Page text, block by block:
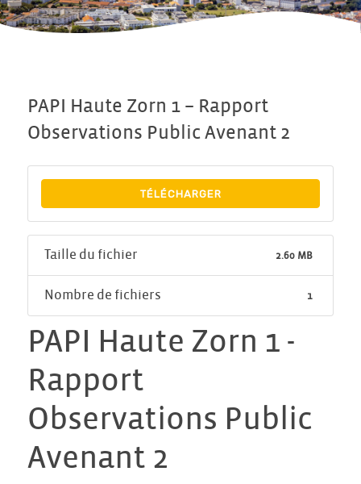
PAPI Haute Zorn 1 – Rapport
Observations Public Avenant 2
TÉLÉCHARGER
Taille du fichier 2.60 MB
Nombre de fichiers 1
PAPI Haute Zorn 1 -
Rapport
Observations Public
Avenant 2